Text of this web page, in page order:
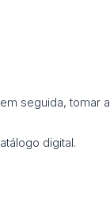
seguida, tomar a
digital.